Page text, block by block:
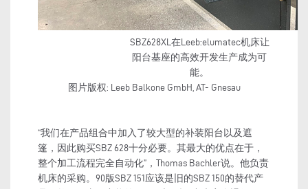
SBZ628XL在Leeb:elumatec机床让
阳台基座的高效开发生产成为可
能。
图片版权: Leeb Balkone GmbH, AT- Gnesau
“我们在产品组合中加入了较大型的补装阳台以及遮
篷，因此购买SBZ 628十分必要。其最大的优点在于，
整个加工流程完全自动化”，Thomas Bachler说。他负责
机床的采购。90版SBZ 151应该是旧的SBZ 150的替代产